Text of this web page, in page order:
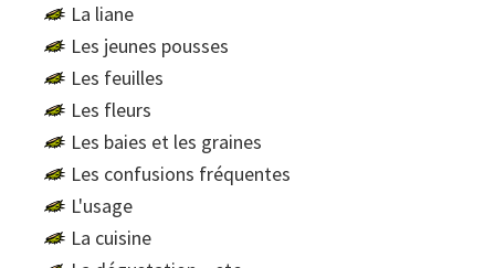
La liane
Les jeunes pousses
Les feuilles
Les fleurs
Les baies et les graines
Les confusions fréquentes
L'usage
La cuisine